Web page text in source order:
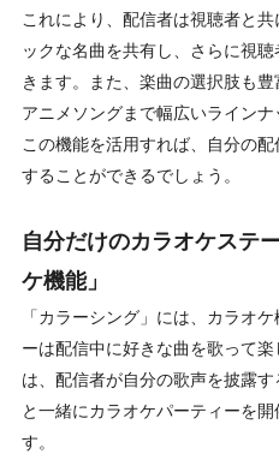
これにより、配信者は視聴者と
ックな名曲を共有し、さらに視
きます。また、楽曲の選択肢も豊
アニメソングまで幅広いラインナ
この機能を活用すれば、自分の
することができるでしょう。
自分だけのカラオケステ
ケ機能」
「カラーシング」には、カラオ
ーは配信中に好きな曲を歌って
は、配信者が自分の歌声を披露
と一緒にカラオケパーティーを
す。